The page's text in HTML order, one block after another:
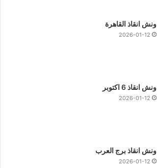
ونش انقاذ القاهرة
2026-01-12
ونش انقاذ 6 اكتوبر
2026-01-12
ونش انقاذ برج العرب
2026-01-12